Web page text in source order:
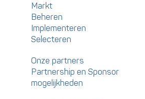
Markt
Beheren
Implementeren
Selecteren
Onze partners
Partnership en Sponsor
mogelijkheden